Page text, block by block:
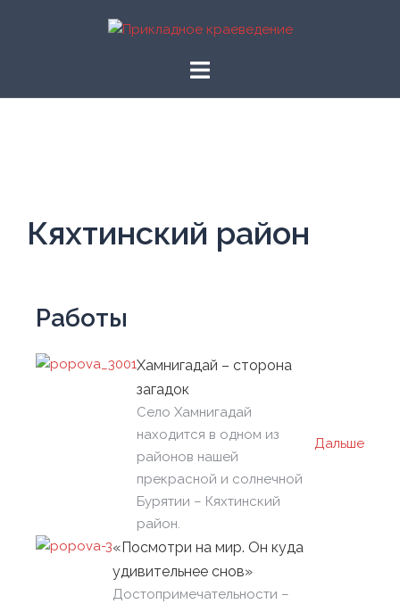
Кяхтинский район
Работы
Хамнигадай – сторона
загадок
Село Хамнигадай
находится в одном из
районов нашей
прекрасной и солнечной
Бурятии – Кяхтинский
район.
Дальше
«Посмотри на мир. Он куда
удивительнее cнов»
Достопримечательности –